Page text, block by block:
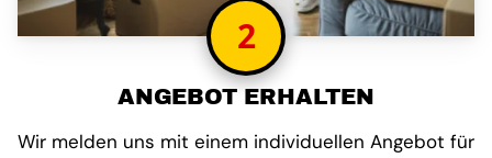
2
ANGEBOT ERHALTEN
Wir melden uns mit einem individuellen Angebot für